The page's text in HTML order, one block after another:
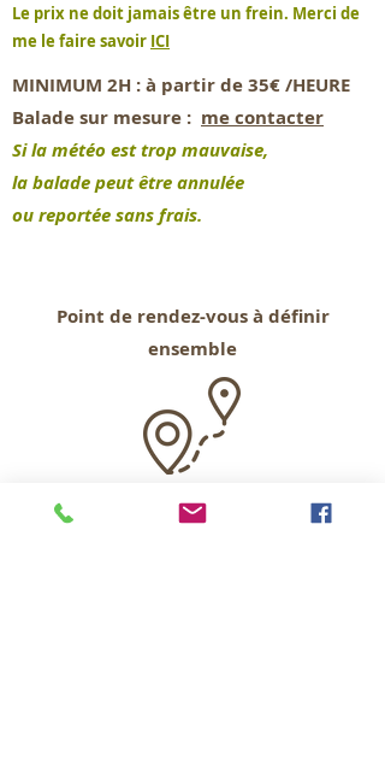
Le prix ne doit jamais être un frein. Merci de
me le faire savoir ICI
MINIMUM 2H :à partir de 35€ /HEURE
Balade sur mesure : me contacter
Si la météo est trop mauvaise,
la balade peut être annulée
ou reportée sans frais.
Point de rendez-vousà définir
ensemble
+/- 2,5 km